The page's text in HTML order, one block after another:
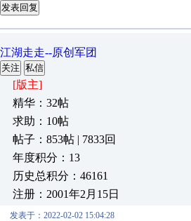
发表回复
江湖走走--原创军团
关注 私信
[版主]
精华：32帖
求助：10帖
帖子：853帖 | 7833回
年度积分：13
历史总积分：46161
注册：2001年2月15日
发表于：2022-02-02 15:04:28